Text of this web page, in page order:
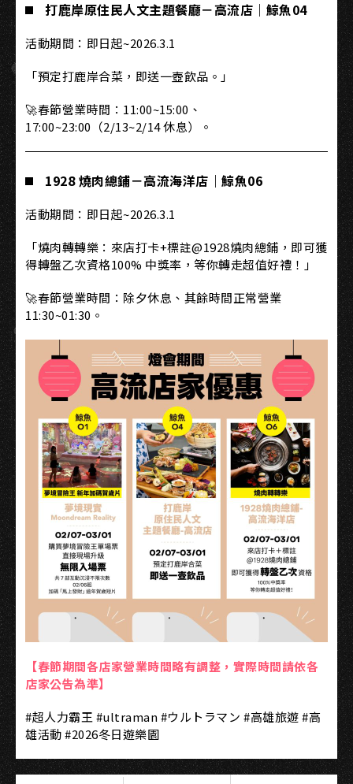
打鹿岸原住民人文主題餐廳－高流店｜鯨魚04
活動期間：即日起~2026.3.1
「預定打鹿岸合菜，即送一壺飲品。」
🚀春節營業時間：11:00~15:00、
17:00~23:00（2/13~2/14 休息）。
1928 燒肉總鋪－高流海洋店｜鯨魚06
活動期間：即日起~2026.3.1
「燒肉轉轉樂：來店打卡+標註@1928燒肉總鋪，即可獲
得轉盤乙次資格100% 中獎率，等你轉走超值好禮！」
🚀春節營業時間：除夕休息、其餘時間正常營業
11:30~01:30。
【春節期間各店家營業時間略有調整，實際時間請依各
店家公告為準】
#超人力霸王 #ultraman #ウルトラマン⁣ #高雄旅遊 #高
雄活動 #2026冬日遊樂園